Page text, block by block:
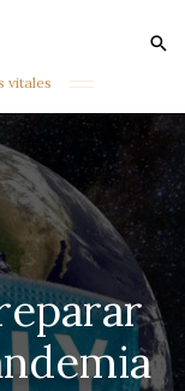
vitales
for: